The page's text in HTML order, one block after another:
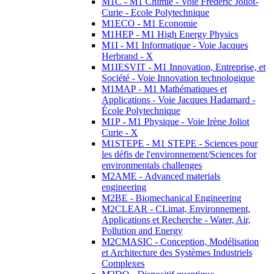
Curie - Ecole Polytechnique
M1ECO - M1 Economie
M1HEP - M1 High Energy Physics
M1I - M1 Informatique - Voie Jacques
Herbrand - X
M1IESVIT - M1 Innovation, Entreprise, et
Société - Voie Innovation technologique
M1MAP - M1 Mathématiques et
Applications - Voie Jacques Hadamard -
École Polytechnique
M1P - M1 Physique - Voie Irène Joliot
Curie - X
M1STEPE - M1 STEPE - Sciences pour
les défis de l'environnement/Sciences for
environmentals challenges
M2AME - Advanced materials
engineering
M2BE - Biomechanical Engineering
M2CLEAR - CLimat, Environnement,
Applications et Recherche - Water, Air,
Pollution and Energy
M2CMASIC - Conception, Modélisation
et Architecture des Systèmes Industriels
Complexes